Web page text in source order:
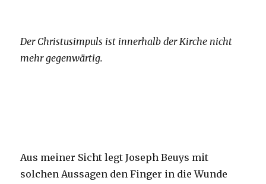
Der Christusimpuls ist innerhalb der Kirche nicht
mehr gegenwärtig.
Aus meiner Sicht legt Joseph Beuys mit
solchen Aussagen den Finger in die Wunde